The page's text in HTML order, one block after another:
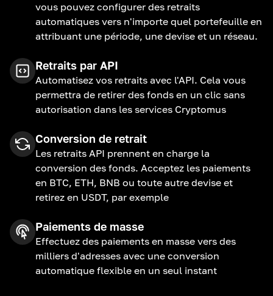
vous pouvez configurer des retraits
automatiques vers n'importe quel portefeuille en
attribuant une période, une devise et un réseau.
Retraits par API
Automatisez vos retraits avec l'API. Cela vous
permettra de retirer des fonds en un clic sans
autorisation dans les services Cryptomus
Conversion de retrait
Les retraits API prennent en charge la
conversion des fonds. Acceptez les paiements
en BTC, ETH, BNB ou toute autre devise et
retirez en USDT, par exemple
Paiements de masse
Effectuez des paiements en masse vers des
milliers d'adresses avec une conversion
automatique flexible en un seul instant